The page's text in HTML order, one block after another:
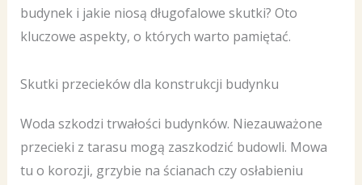
budynek i jakie niosą długofalowe skutki? Oto
kluczowe aspekty, o których warto pamiętać.
Skutki przecieków dla konstrukcji budynku
Woda szkodzi trwałości budynków. Niezauważone
przecieki z tarasu mogą zaszkodzić budowli. Mowa
tu o korozji, grzybie na ścianach czy osłabieniu